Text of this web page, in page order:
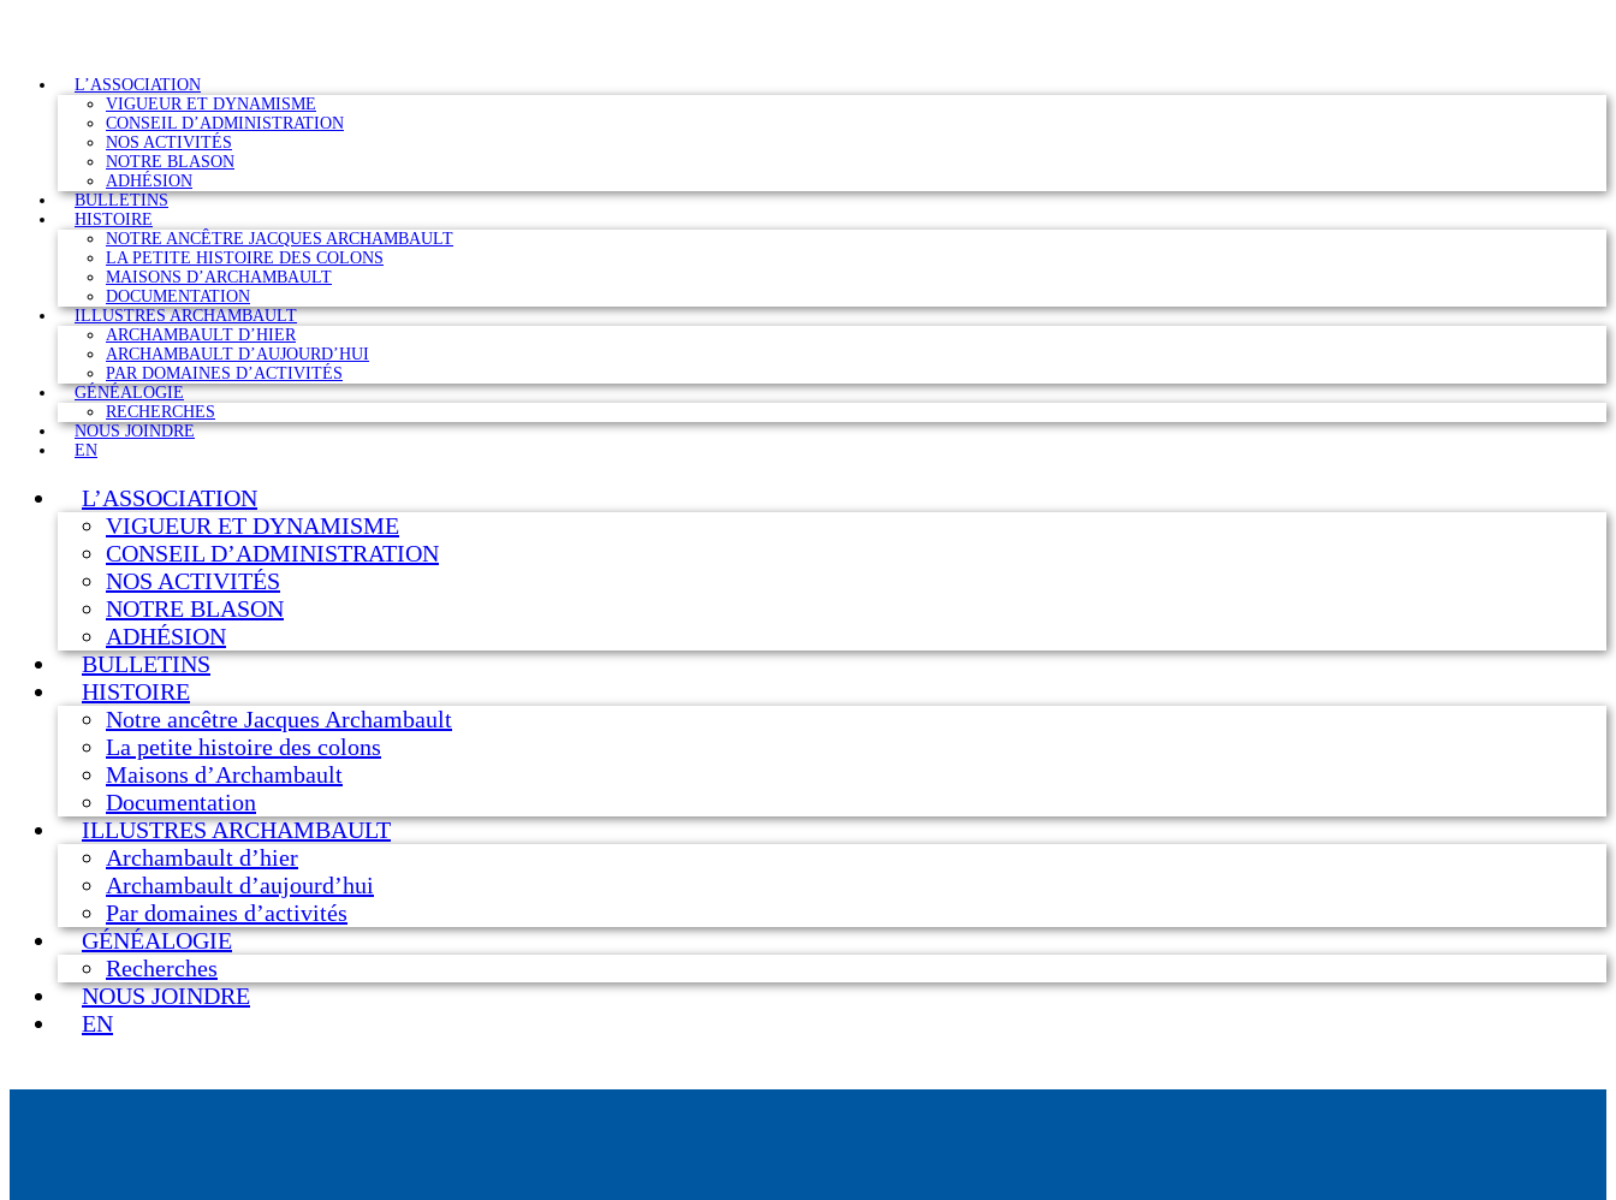
L’ASSOCIATION
VIGUEUR ET DYNAMISME
CONSEIL D’ADMINISTRATION
NOS ACTIVITÉS
NOTRE BLASON
ADHÉSION
BULLETINS
HISTOIRE
NOTRE ANCÊTRE JACQUES ARCHAMBAULT
LA PETITE HISTOIRE DES COLONS
MAISONS D’ARCHAMBAULT
DOCUMENTATION
ILLUSTRES ARCHAMBAULT
ARCHAMBAULT D’HIER
ARCHAMBAULT D’AUJOURD’HUI
PAR DOMAINES D’ACTIVITÉS
GÉNÉALOGIE
RECHERCHES
NOUS JOINDRE
EN
L’ASSOCIATION
VIGUEUR ET DYNAMISME
CONSEIL D’ADMINISTRATION
NOS ACTIVITÉS
NOTRE BLASON
ADHÉSION
BULLETINS
HISTOIRE
Notre ancêtre Jacques Archambault
La petite histoire des colons
Maisons d’Archambault
Documentation
ILLUSTRES ARCHAMBAULT
Archambault d’hier
Archambault d’aujourd’hui
Par domaines d’activités
GÉNÉALOGIE
Recherches
NOUS JOINDRE
EN